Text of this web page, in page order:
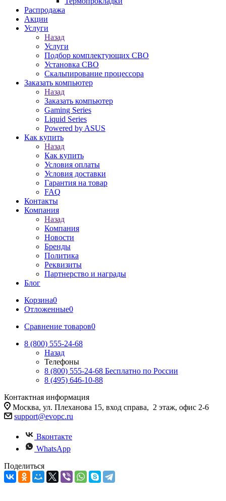
Распродажа
Акции
Услуги
Назад
Услуги
Подбор комплектующих СВО
Установка СВО
Скальпирование процессора
Заказать компьютер
Назад
Заказать компьютер
Gaming Series
Liquid Series
Powered by ASUS
Как купить
Назад
Как купить
Условия оплаты
Условия доставки
Гарантия на товар
FAQ
Контакты
Компания
Назад
Компания
Новости
Бренды
Политика
Реквизиты
Партнерство и награды
Блог
Корзина0
Отложенные0
Сравнение товаров0
8 (800) 555-24-68
Назад
Телефоны
8 (800) 555-24-68 Бесплатно по России
8 (495) 646-10-88
Контактная информация
Москва, ул. Плеханова 15, вход справа, 2 этаж, офис 2-6
support@evopc.ru
Вконтакте
WhatsApp
Поделиться